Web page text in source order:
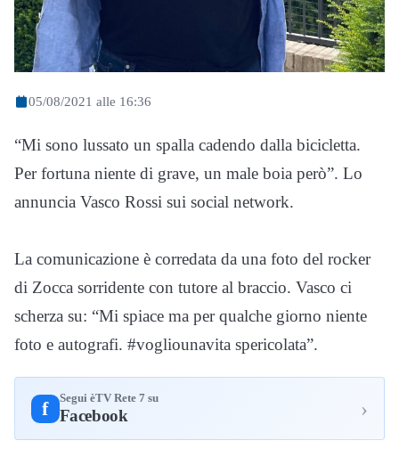
05/08/2021 alle 16:36
“Mi sono lussato un spalla cadendo dalla bicicletta.
Per fortuna niente di grave, un male boia però”. Lo
annuncia Vasco Rossi sui social network.
La comunicazione è corredata da una foto del rocker
di Zocca sorridente con tutore al braccio. Vasco ci
scherza su: “Mi spiace ma per qualche giorno niente
foto e autografi. #vogliounavita spericolata”.
f Segui èTV Rete 7 su
Facebook ›